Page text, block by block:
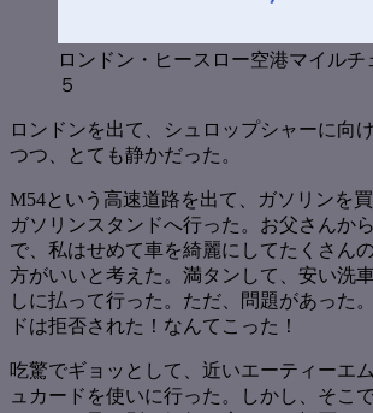
ロンドン・ヒースロー空港マイルチ
５
ロンドンを出て、シュロップシャーに向
つつ、とても静かだった。
M54という高速道路を出て、ガソリンを
ガソリンスタンドへ行った。お父さんか
で、私はせめて車を綺麗にしてたくさん
方がいいと考えた。満タンして、安い洗
しに払って行った。ただ、問題があった
ドは拒否された！なんてこった！
吃驚でギョッとして、近いエーティーエ
ュカードを使いに行った。しかし、そこ